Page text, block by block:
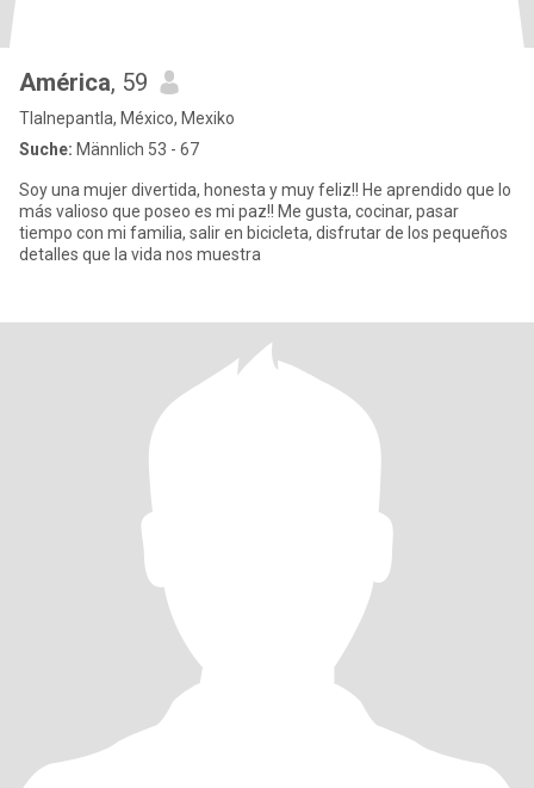
América, 59
Tlalnepantla, México, Mexiko
Suche: Männlich 53 - 67
Soy una mujer divertida, honesta y muy feliz!! He aprendido que lo
más valioso que poseo es mi paz!! Me gusta, cocinar, pasar
tiempo con mi familia, salir en bicicleta, disfrutar de los pequeños
detalles que la vida nos muestra